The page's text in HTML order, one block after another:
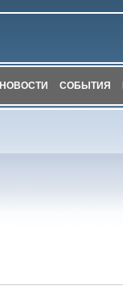
НОВОСТИ СОБЫТИЯ